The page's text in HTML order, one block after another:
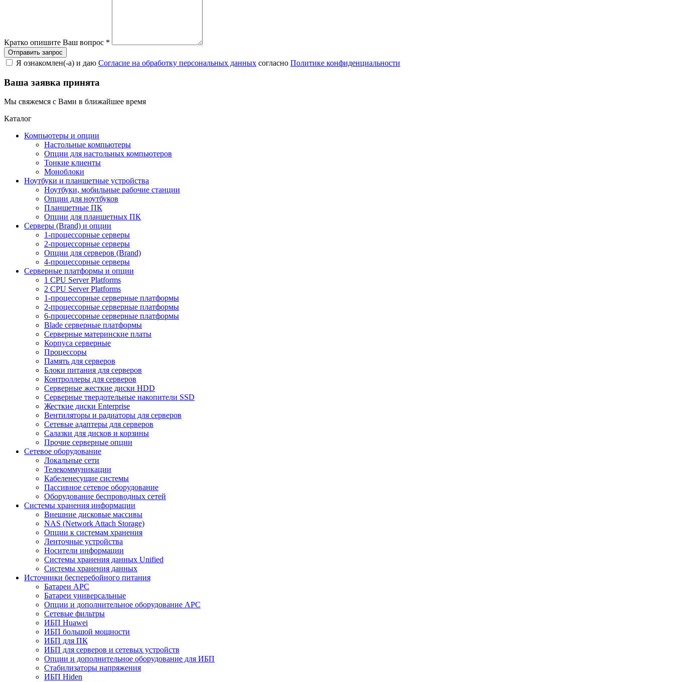
Кратко опишите Ваш вопрос *
Я ознакомлен(-а) и даю Согласие на обработку персональных данных согласно Политике конфиденциальности
Ваша заявка принята
Мы свяжемся с Вами в ближайшее время
Каталог
Компьютеры и опции
Настольные компьютеры
Опции для настольных компьютеров
Тонкие клиенты
Моноблоки
Ноутбуки и планшетные устройства
Ноутбуки, мобильные рабочие станции
Опции для ноутбуков
Планшетные ПК
Опции для планшетных ПК
Серверы (Brand) и опции
1-процессорные серверы
2-процессорные серверы
Опции для серверов (Brand)
4-процессорные серверы
Серверные платформы и опции
1 CPU Server Platforms
2 CPU Server Platforms
1-процессорные серверные платформы
2-процессорные серверные платформы
6-процессорные серверные платформы
Blade серверные платформы
Серверные материнские платы
Корпуса серверные
Процессоры
Память для серверов
Блоки питания для серверов
Контроллеры для серверов
Серверные жесткие диски HDD
Серверные твердотельные накопители SSD
Жесткие диски Enterprise
Вентиляторы и радиаторы для серверов
Сетевые адаптеры для серверов
Салазки для дисков и корзины
Прочие серверные опции
Сетевое оборудование
Локальные сети
Телекоммуникации
Кабеленесущие системы
Пассивное сетевое оборудование
Оборудование беспроводных сетей
Системы хранения информации
Внешние дисковые массивы
NAS (Network Attach Storage)
Опции к системам хранения
Ленточные устройства
Носители информации
Системы хранения данных Unified
Системы хранения данных
Источники бесперебойного питания
Батареи APC
Батареи универсальные
Опции и дополнительное оборудование АРС
Сетевые фильтры
ИБП Huawei
ИБП большой мощности
ИБП для ПК
ИБП для серверов и сетевых устройств
Опции и дополнительное оборудование для ИБП
Стабилизаторы напряжения
ИБП Hiden